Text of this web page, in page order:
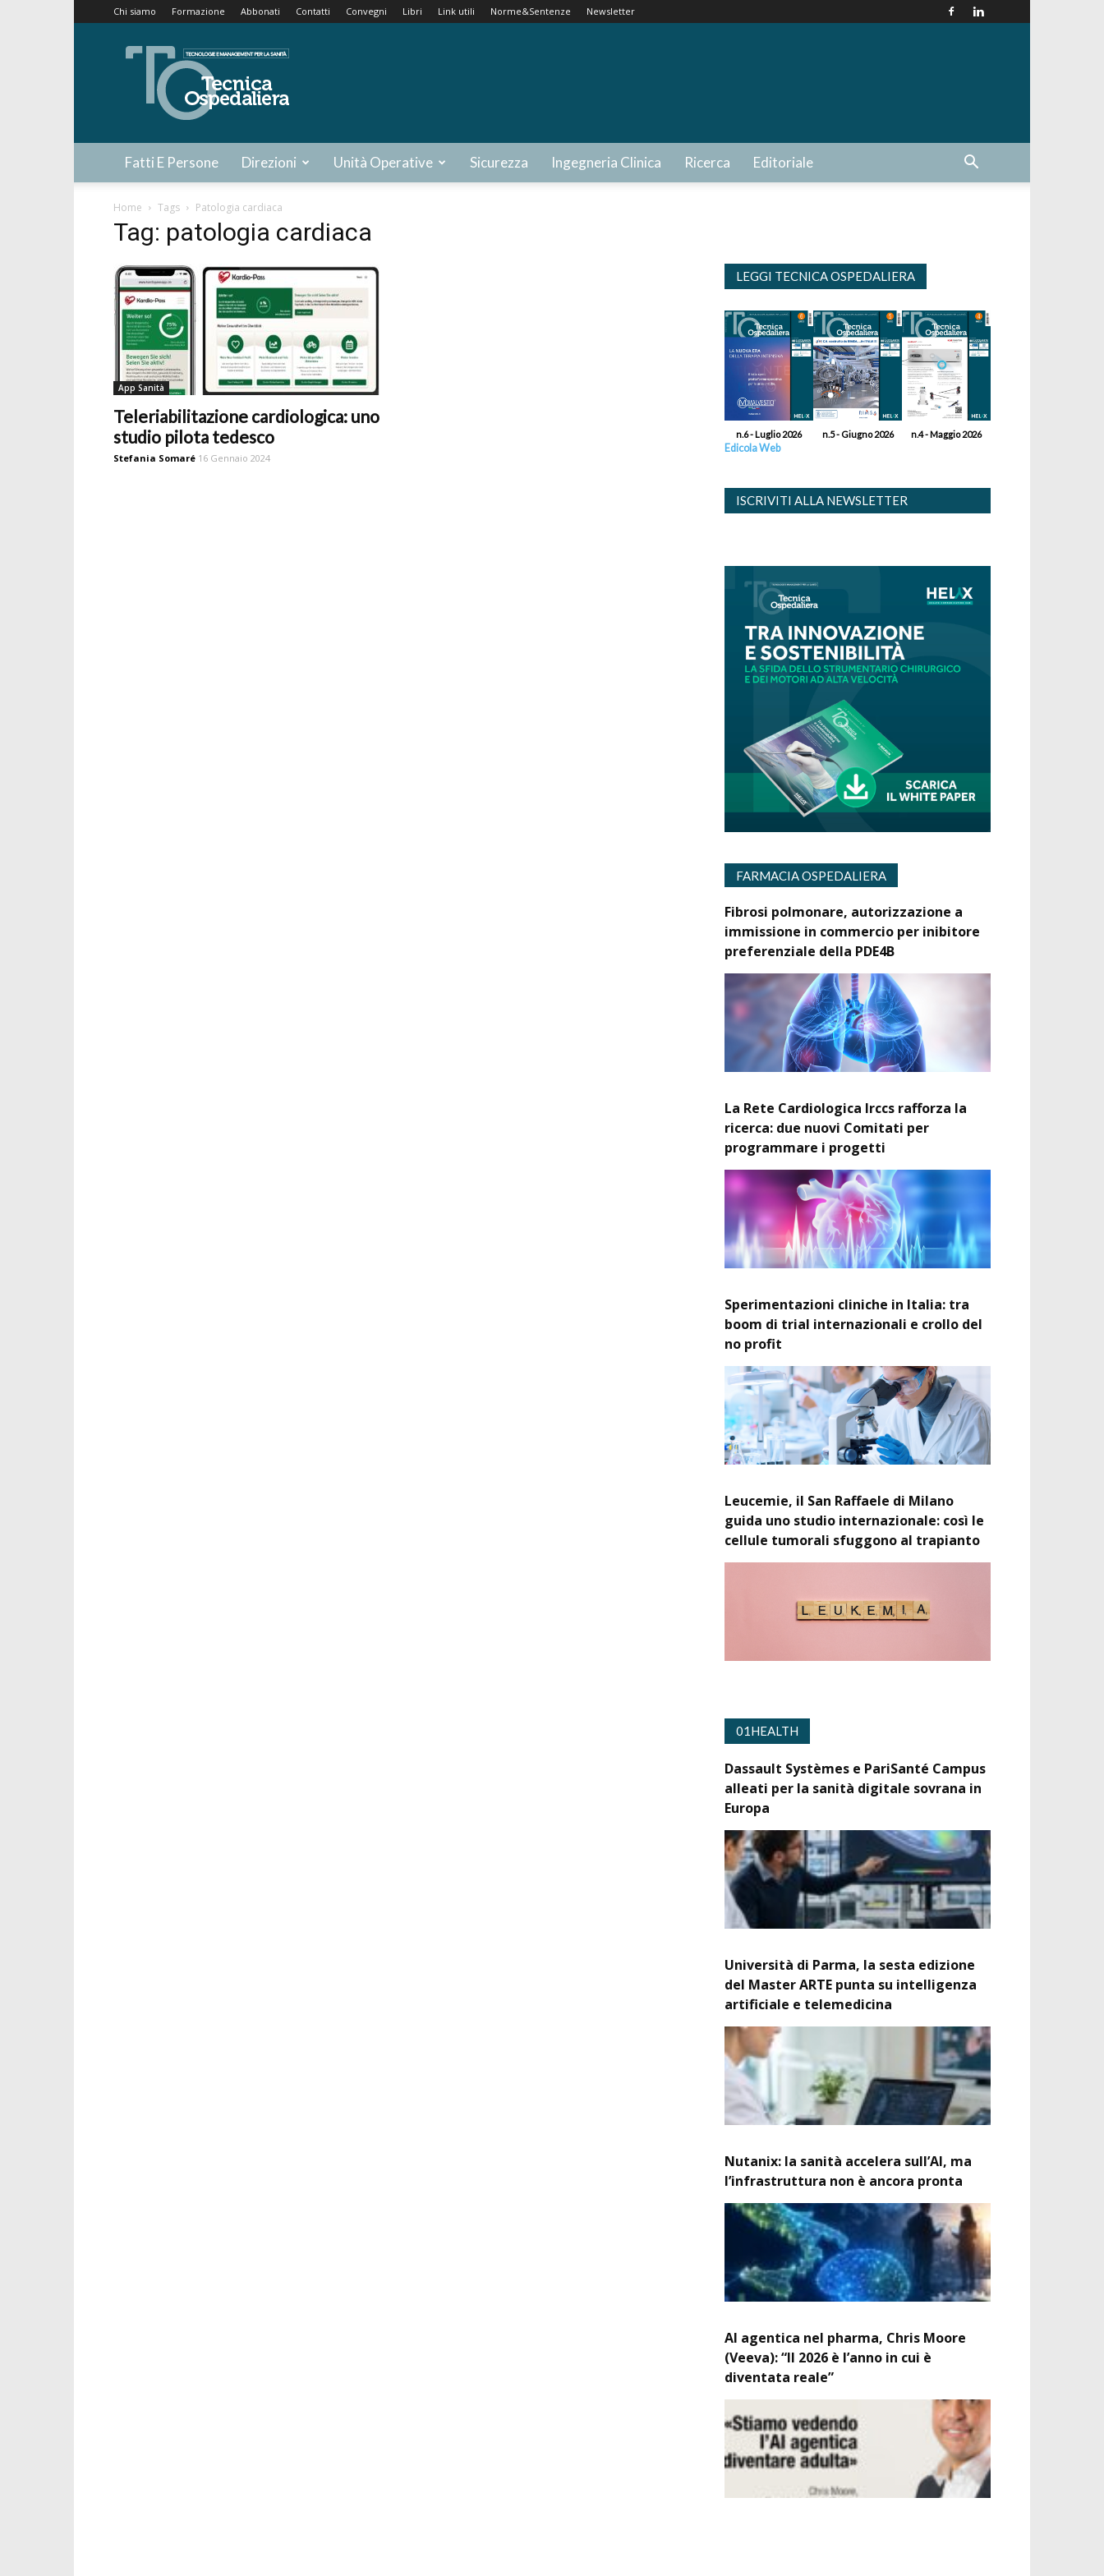
Chi siamo Formazione Abbonati Contatti Convegni Libri Link utili Norme&Sentenze Newsletter
Tecnica
Ospedaliera
Fatti E Persone Direzioni Unità Operative Sicurezza Ingegneria Clinica Ricerca Editoriale
Home Tags Patologia cardiaca
Tag: patologia cardiaca
App Sanità
Teleriabilitazione cardiologica: uno
studio pilota tedesco
Stefania Somaré 16 Gennaio 2024
LEGGI TECNICA OSPEDALIERA
n.6 - Luglio 2026 n.5 - Giugno 2026 n.4 - Maggio 2026
Edicola Web
ISCRIVITI ALLA NEWSLETTER
FARMACIA OSPEDALIERA
Fibrosi polmonare, autorizzazione a
immissione in commercio per inibitore
preferenziale della PDE4B
La Rete Cardiologica Irccs rafforza la
ricerca: due nuovi Comitati per
programmare i progetti
Sperimentazioni cliniche in Italia: tra
boom di trial internazionali e crollo del
no profit
Leucemie, il San Raffaele di Milano
guida uno studio internazionale: così le
cellule tumorali sfuggono al trapianto
01HEALTH
Dassault Systèmes e PariSanté Campus
alleati per la sanità digitale sovrana in
Europa
Università di Parma, la sesta edizione
del Master ARTE punta su intelligenza
artificiale e telemedicina
Nutanix: la sanità accelera sull’AI, ma
l’infrastruttura non è ancora pronta
AI agentica nel pharma, Chris Moore
(Veeva): “Il 2026 è l’anno in cui è
diventata reale”